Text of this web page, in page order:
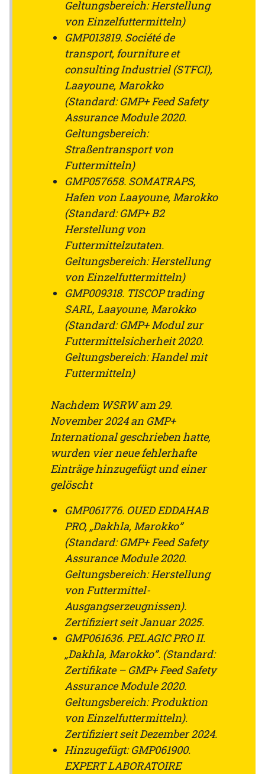
Geltungsbereich: Herstellung
von Einzelfuttermitteln)
GMP013819. Société de
transport, fourniture et
consulting Industriel (STFCI),
Laayoune, Marokko
(Standard: GMP+ Feed Safety
Assurance Module 2020.
Geltungsbereich:
Straßentransport von
Futtermitteln)
GMP057658. SOMATRAPS,
Hafen von Laayoune, Marokko
(Standard: GMP+ B2
Herstellung von
Futtermittelzutaten.
Geltungsbereich: Herstellung
von Einzelfuttermitteln)
GMP009318. TISCOP trading
SARL, Laayoune, Marokko
(Standard: GMP+ Modul zur
Futtermittelsicherheit 2020.
Geltungsbereich: Handel mit
Futtermitteln)
Nachdem WSRW am 29.
November 2024 an GMP+
International geschrieben hatte,
wurden vier neue fehlerhafte
Einträge hinzugefügt und einer
gelöscht
GMP061776. OUED EDDAHAB
PRO, „Dakhla, Marokko”
(Standard: GMP+ Feed Safety
Assurance Module 2020.
Geltungsbereich: Herstellung
von Futtermittel-
Ausgangserzeugnissen).
Zertifiziert seit Januar 2025.
GMP061636. PELAGIC PRO II.
„Dakhla, Marokko”. (Standard:
Zertifikate – GMP+ Feed Safety
Assurance Module 2020.
Geltungsbereich: Produktion
von Einzelfuttermitteln).
Zertifiziert seit Dezember 2024.
Hinzugefügt: GMP061900.
EXPERT LABORATOIRE